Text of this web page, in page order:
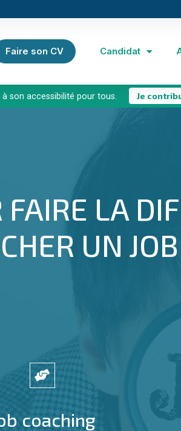
Faire son CV Candidat
son accessibilité pour tous. Je
LA
UN JOB
coaching